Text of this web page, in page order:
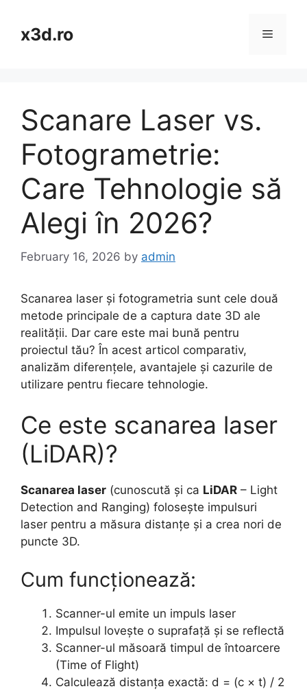
contentx3d.ro Menu
Scanare Laser vs.
Fotogrametrie:
Care Tehnologie să
Alegi în 2026?
February 16, 2026 by admin
Scanarea laser și fotogrametria sunt cele două
metode principale de a captura date 3D ale
realității. Dar care este mai bună pentru
proiectul tău? În acest articol comparativ,
analizăm diferențele, avantajele și cazurile de
utilizare pentru fiecare tehnologie.
Ce este scanarea laser
(LiDAR)?
Scanarea laser (cunoscută și ca LiDAR – Light
Detection and Ranging) folosește impulsuri
laser pentru a măsura distanțe și a crea nori de
puncte 3D.
Cum funcționează:
Scanner-ul emite un impuls laser
Impulsul lovește o suprafață și se reflectă
Scanner-ul măsoară timpul de întoarcere
(Time of Flight)
Calculează distanța exactă: d = (c × t) / 2